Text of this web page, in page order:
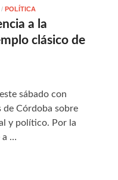
/ POLÍTICA
a la
clásico de
sábado con
de Córdoba sobre
y político. Por la
a …